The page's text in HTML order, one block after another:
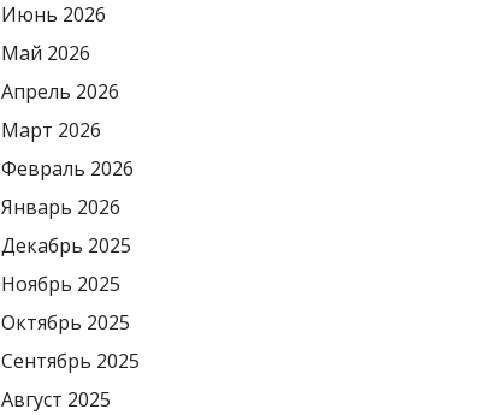
Июнь 2026
Май 2026
Апрель 2026
Март 2026
Февраль 2026
Январь 2026
Декабрь 2025
Ноябрь 2025
Октябрь 2025
Сентябрь 2025
Август 2025